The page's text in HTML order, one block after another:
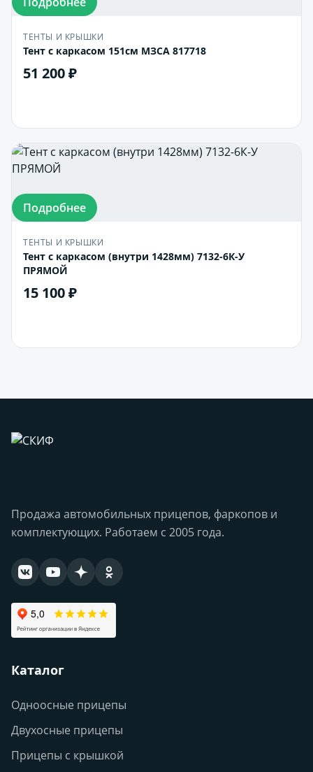
ТЕНТЫ И КРЫШКИ
Тент с каркасом 151см МЗСА 817718
51 200 ₽
Подробнее
ТЕНТЫ И КРЫШКИ
Тент с каркасом (внутри 1428мм) 7132-6К-У
ПРЯМОЙ
15 100 ₽
Продажа автомобильных прицепов, фаркопов и
комплектующих. Работаем с 2005 года.
Каталог
Одноосные прицепы
Двухосные прицепы
Прицепы с крышкой